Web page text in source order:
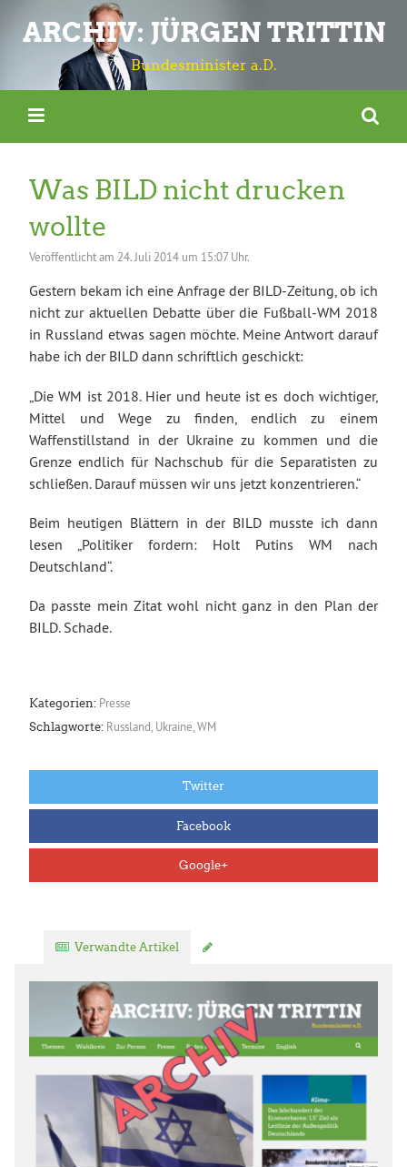
ARCHIV: JÜRGEN TRITTIN
Bundesminister a.D.
Was BILD nicht drucken
wollte
Veröffentlicht am 24. Juli 2014 um 15:07 Uhr.
Gestern bekam ich eine Anfrage der BILD-Zeitung, ob ich
nicht zur aktuellen Debatte über die Fußball-WM 2018
in Russland etwas sagen möchte. Meine Antwort darauf
habe ich der BILD dann schriftlich geschickt:
„Die WM ist 2018. Hier und heute ist es doch wichtiger,
Mittel und Wege zu finden, endlich zu einem
Waffenstillstand in der Ukraine zu kommen und die
Grenze endlich für Nachschub für die Separatisten zu
schließen. Darauf müssen wir uns jetzt konzentrieren.“
Beim heutigen Blättern in der BILD musste ich dann
lesen „Politiker fordern: Holt Putins WM nach
Deutschland“.
Da passte mein Zitat wohl nicht ganz in den Plan der
BILD. Schade.
Kategorien: Presse
Schlagworte: Russland Ukraine WM
Twitter
Facebook
Google+
Verwandte Artikel